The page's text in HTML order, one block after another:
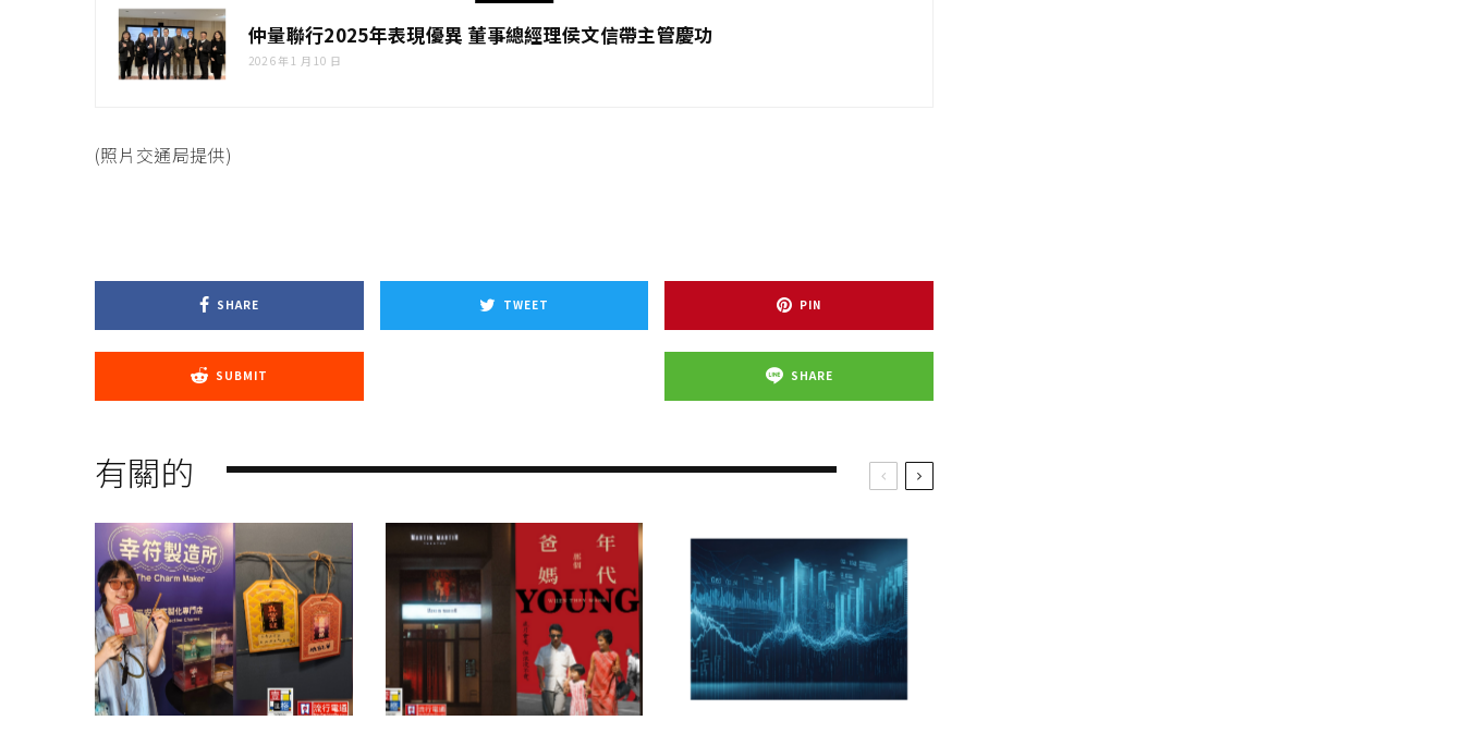
仲量聯行2025年表現優異 董事總經理侯文信帶主管慶功
2026 年 1 月 10 日
(照片交通局提供)
SHARE TWEET PIN
SUBMIT SHARE
有關的